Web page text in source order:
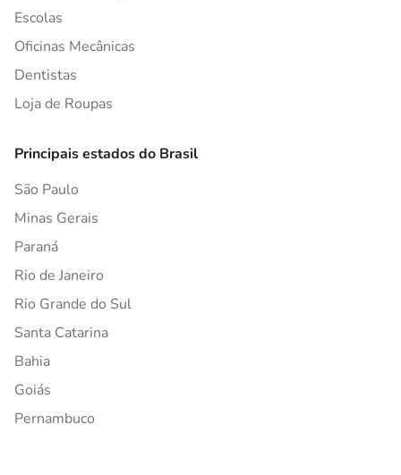
Escolas
Oficinas Mecânicas
Dentistas
Loja de Roupas
Principais estados do Brasil
São Paulo
Minas Gerais
Paraná
Rio de Janeiro
Rio Grande do Sul
Santa Catarina
Bahia
Goiás
Pernambuco